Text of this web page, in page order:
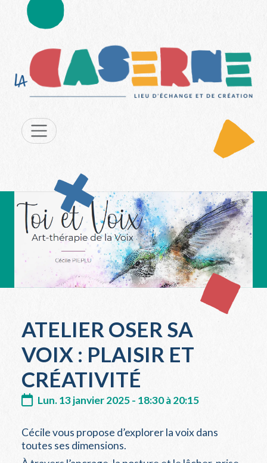
ATELIER OSER SA
VOIX : PLAISIR ET
CRÉATIVITÉ
Lun. 13 janvier 2025 - 18:30 à 20:15
Cécile vous propose d’explorer la voix dans
toutes ses dimensions.